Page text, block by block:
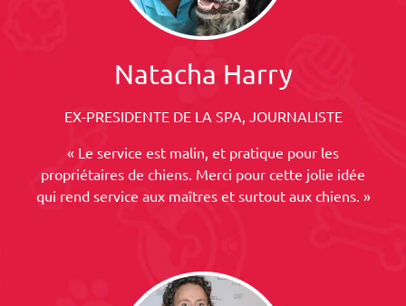
Natacha Harry
EX-PRESIDENTE DE LA SPA, JOURNALISTE
« Le service est malin, et pratique pour les
propriétaires de chiens. Merci pour cette jolie idée
qui rend service aux maîtres et surtout aux chiens. »